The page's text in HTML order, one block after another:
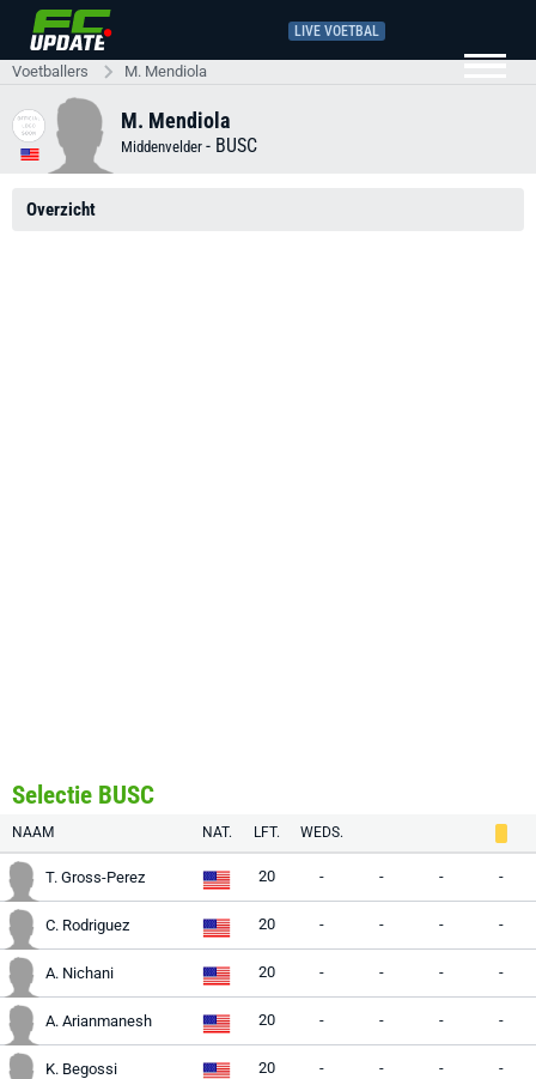
LIVE VOETBAL
Voetballers M. Mendiola
M. Mendiola
Middenvelder - BUSC
Overzicht
Selectie BUSC
NAAM NAT. LFT. WEDS.
T. Gross-Perez 20 - - - -
C. Rodriguez 20 - - - -
A. Nichani 20 - - - -
A. Arianmanesh 20 - - - -
K. Begossi 20 - - - -